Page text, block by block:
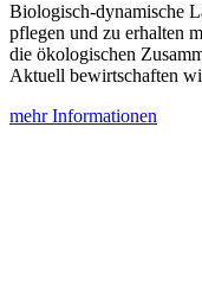
Biologisch-dynamische
pflegen und zu erhalten
die ökologischen
Aktuell bewirtschaften
mehr Informationen